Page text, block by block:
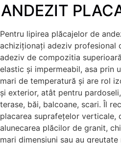
ANDEZIT
Pentru lipirea plăcajelor de
achiziționați adeziv profesional
adeziv de compozitia
elastic și impermeabil, asa prin
mari de temperatură și are rol
și exterior, atât pentru
terase, băi, balcoane, scari. Îl
placarea suprafețelor verticale,
alunecarea plăcilor de granit,
mari dimensiuni sau au greutate